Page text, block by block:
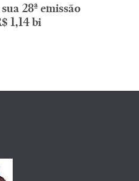
28ª emissão
1,14 bi